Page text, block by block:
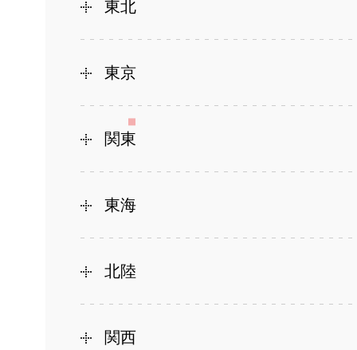
東北
東京
関東
東海
北陸
関西